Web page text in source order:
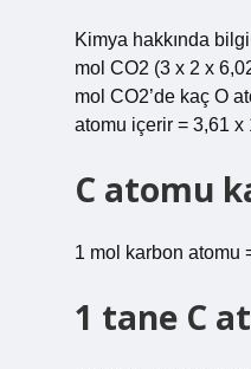
Kimya hakkında
mol CO2 (3 x 2 x
mol CO2’de kaç O
atomu içerir = 3,61 x
C atomu
1 mol karbon atomu
1 tane C